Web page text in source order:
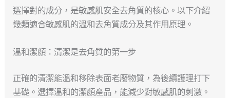
選擇對的成分，是敏感肌安全去角質的核心。以下介紹
幾類適合敏感肌的溫和去角質成分及其作用原理。
溫和潔顏：清潔是去角質的第一步
正確的清潔能溫和移除表面老廢物質，為後續護理打下
基礎。選擇溫和的潔顏產品，能減少對敏感肌的刺激。